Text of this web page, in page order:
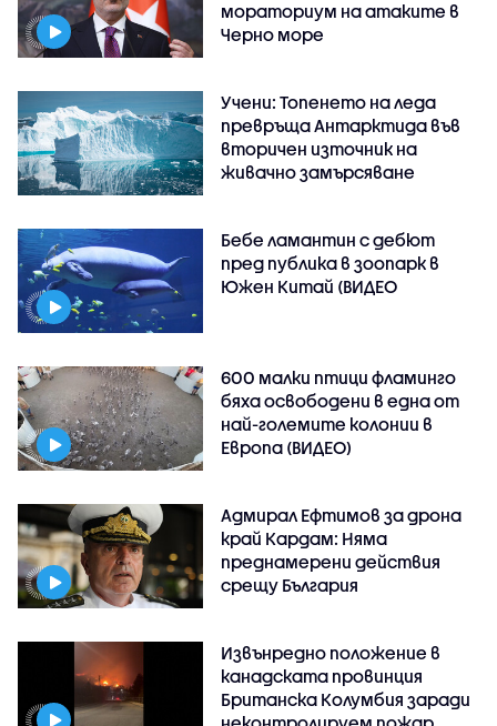
мораториум на атаките в
Черно море
Учени: Топенето на леда
превръща Антарктида във
вторичен източник на
живачно замърсяване
Бебе ламантин с дебют
пред публика в зоопарк в
Южен Китай (ВИДЕО
600 малки птици фламинго
бяха освободени в една от
най-големите колонии в
Европа (ВИДЕО)
Адмирал Ефтимов за дрона
край Кардам: Няма
преднамерени действия
срещу България
Извънредно положение в
канадската провинция
Британска Колумбия заради